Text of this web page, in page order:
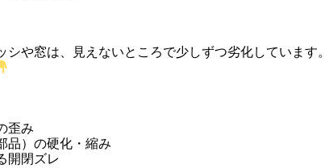
シや窓は、見えないところで少しずつ劣化しています。
歪み
品）の硬化・縮み
開閉ズレ